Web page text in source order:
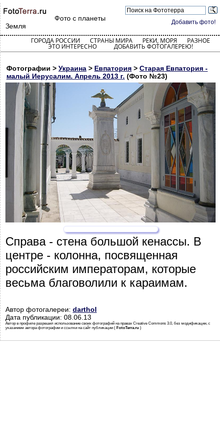
Добавить фото!
Фото с планеты
Земля
ГОРОДА РОССИИ СТРАНЫ МИРА РЕКИ, МОРЯ РАЗНОЕ
ЭТО ИНТЕРЕСНО ДОБАВИТЬ ФОТОГАЛЕРЕЮ!
Фотографии > Украина > Евпатория > Старая Евпатория -
малый Иерусалим. Апрель 2013 г. (Фото №23)
Справа - стена большой кенассы. В
центре - колонна, посвященная
российским императорам, которые
весьма благоволили к караимам.
Автор фотогалереи: darthol
Дата публикации: 08.06.13
Автор в профиле разрешил использование своих фотографий на правах Creative Commons 3.0, без модификации, с
указанием автора фотографии и ссылки на сайт публикации ( FotoTerra.ru )